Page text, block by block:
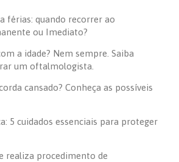
férias: quando recorrer ao
ou Imediato?
a idade? Nem sempre. Saiba
um oftalmologista.
cansado? Conheça as possíveis
5 cuidados essenciais para proteger
realiza procedimento de